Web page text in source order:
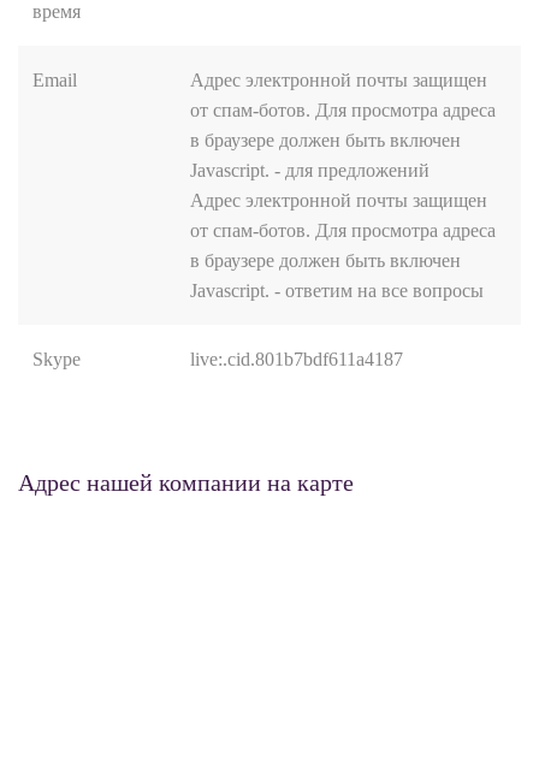
время
Email
Адрес электронной почты защищен
от спам-ботов. Для просмотра адреса
в браузере должен быть включен
Javascript. - для предложений
Адрес электронной почты защищен
от спам-ботов. Для просмотра адреса
в браузере должен быть включен
Javascript. - ответим на все вопросы
Skype live:.cid.801b7bdf611a4187
Адрес нашей компании на карте